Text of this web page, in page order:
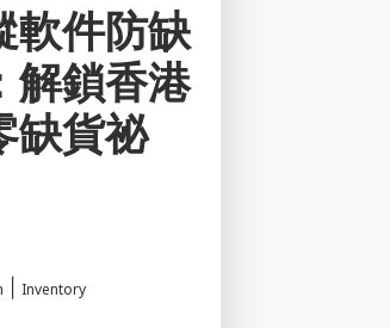
工作流程當中而打造，
們提供針對各部門和行
融合並充分發揮於每一
：請按此
存追蹤軟件防缺貨指
軟件防缺
解鎖香港
缺貨祕
Inventory